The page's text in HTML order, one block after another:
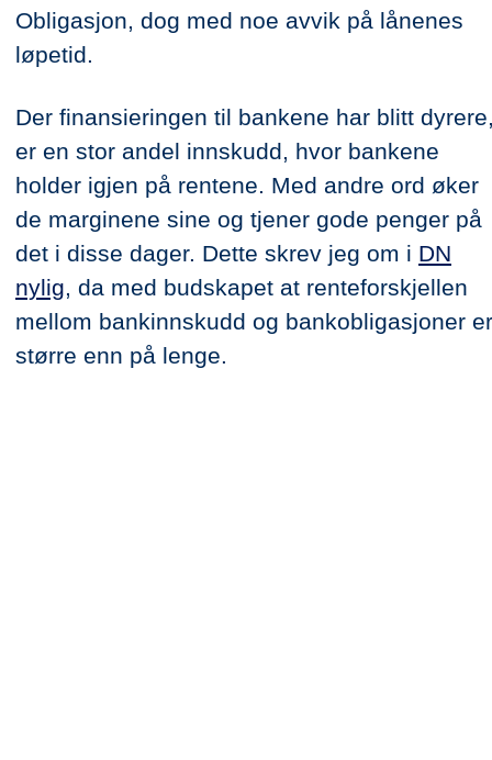
Obligasjon, dog med noe avvik på lånenes
løpetid.
Der finansieringen til bankene har blitt
er en stor andel innskudd, hvor bankene
holder igjen på rentene. Med andre ord øker
de marginene sine og tjener gode penger på
det i disse dager. Dette skrev jeg om i DN
nylig, da med budskapet at renteforskjellen
mellom bankinnskudd og bankobligasjoner er
større enn på lenge.